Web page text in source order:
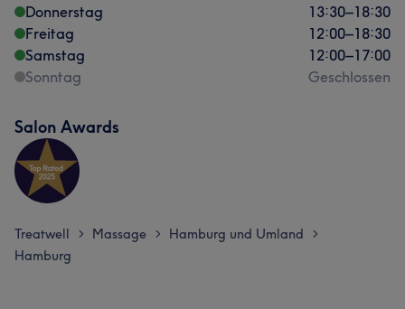
Donnerstag
13:30–18:30
Freitag
12:00–18:30
Samstag
12:00–17:00
Sonntag
Geschlossen
Salon Awards
Treatwell > Massage > Hamburg und Umland >
Hamburg